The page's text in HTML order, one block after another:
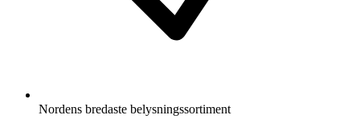
Nordens bredaste belysningssortiment